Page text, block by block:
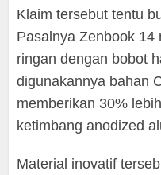
Klaim tersebut tentu
Pasalnya Zenbook 14
ringan dengan bobot
digunakannya bahan
memberikan 30%
ketimbang anodized
Material inovatif